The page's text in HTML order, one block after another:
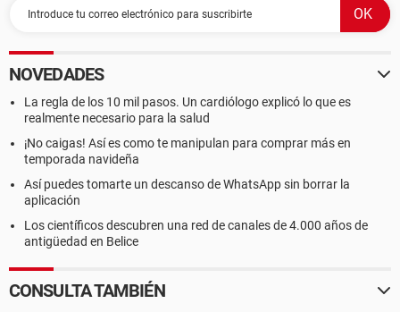
NOVEDADES
La regla de los 10 mil pasos. Un cardiólogo explicó lo que es
realmente necesario para la salud
¡No caigas! Así es como te manipulan para comprar más en
temporada navideña
Así puedes tomarte un descanso de WhatsApp sin borrar la
aplicación
Los científicos descubren una red de canales de 4.000 años de
antigüedad en Belice
CONSULTA TAMBIÉN